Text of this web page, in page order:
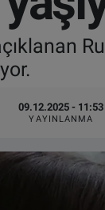
09.12.2025 - 11:53
YAYINLANMA